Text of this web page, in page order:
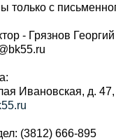
с
- Грязнов
Ивановская, д.
(3812) 666-895